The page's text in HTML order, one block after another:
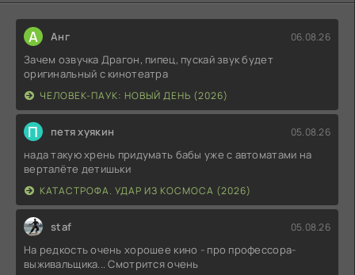
А Анг 06.08.26
Зачем озвучка Драгон, пипец, пускай звук будет
оригинальный с кинотеатра
ЧЕЛОВЕК-ПАУК: НОВЫЙ ДЕНЬ (2026)
П петя хуякин 05.08.26
нада такую хрень придумать бабы уже с автоматами на
верталёте детишьки
КАТАСТРОФА. УДАР ИЗ КОСМОСА (2026)
staf 05.08.26
На редкость очень хорошее кино - про профессора-
выживальщика... Смотрится очень